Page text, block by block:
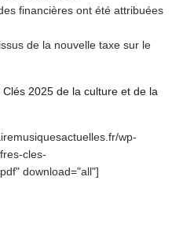
financières ont été attribuées
de la nouvelle taxe sur le
Clés 2025 de la culture et de la
wp-
cles-
download="all"]